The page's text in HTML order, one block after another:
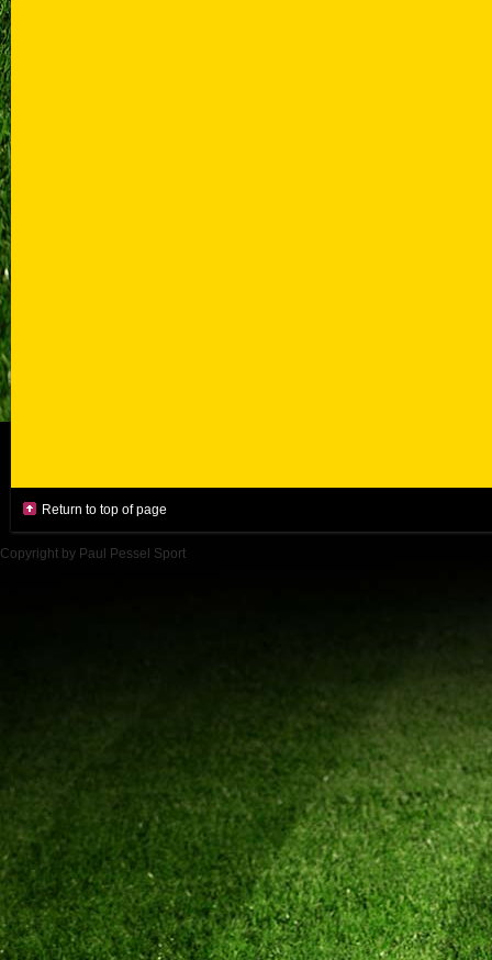
Return to top of page
Copyright by Paul Pessel Sport